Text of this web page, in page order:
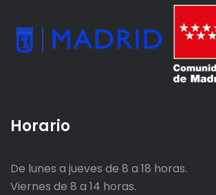
Horario
De lunes a jueves de 8 a 18 horas.
Viernes de 8 a 14 horas.